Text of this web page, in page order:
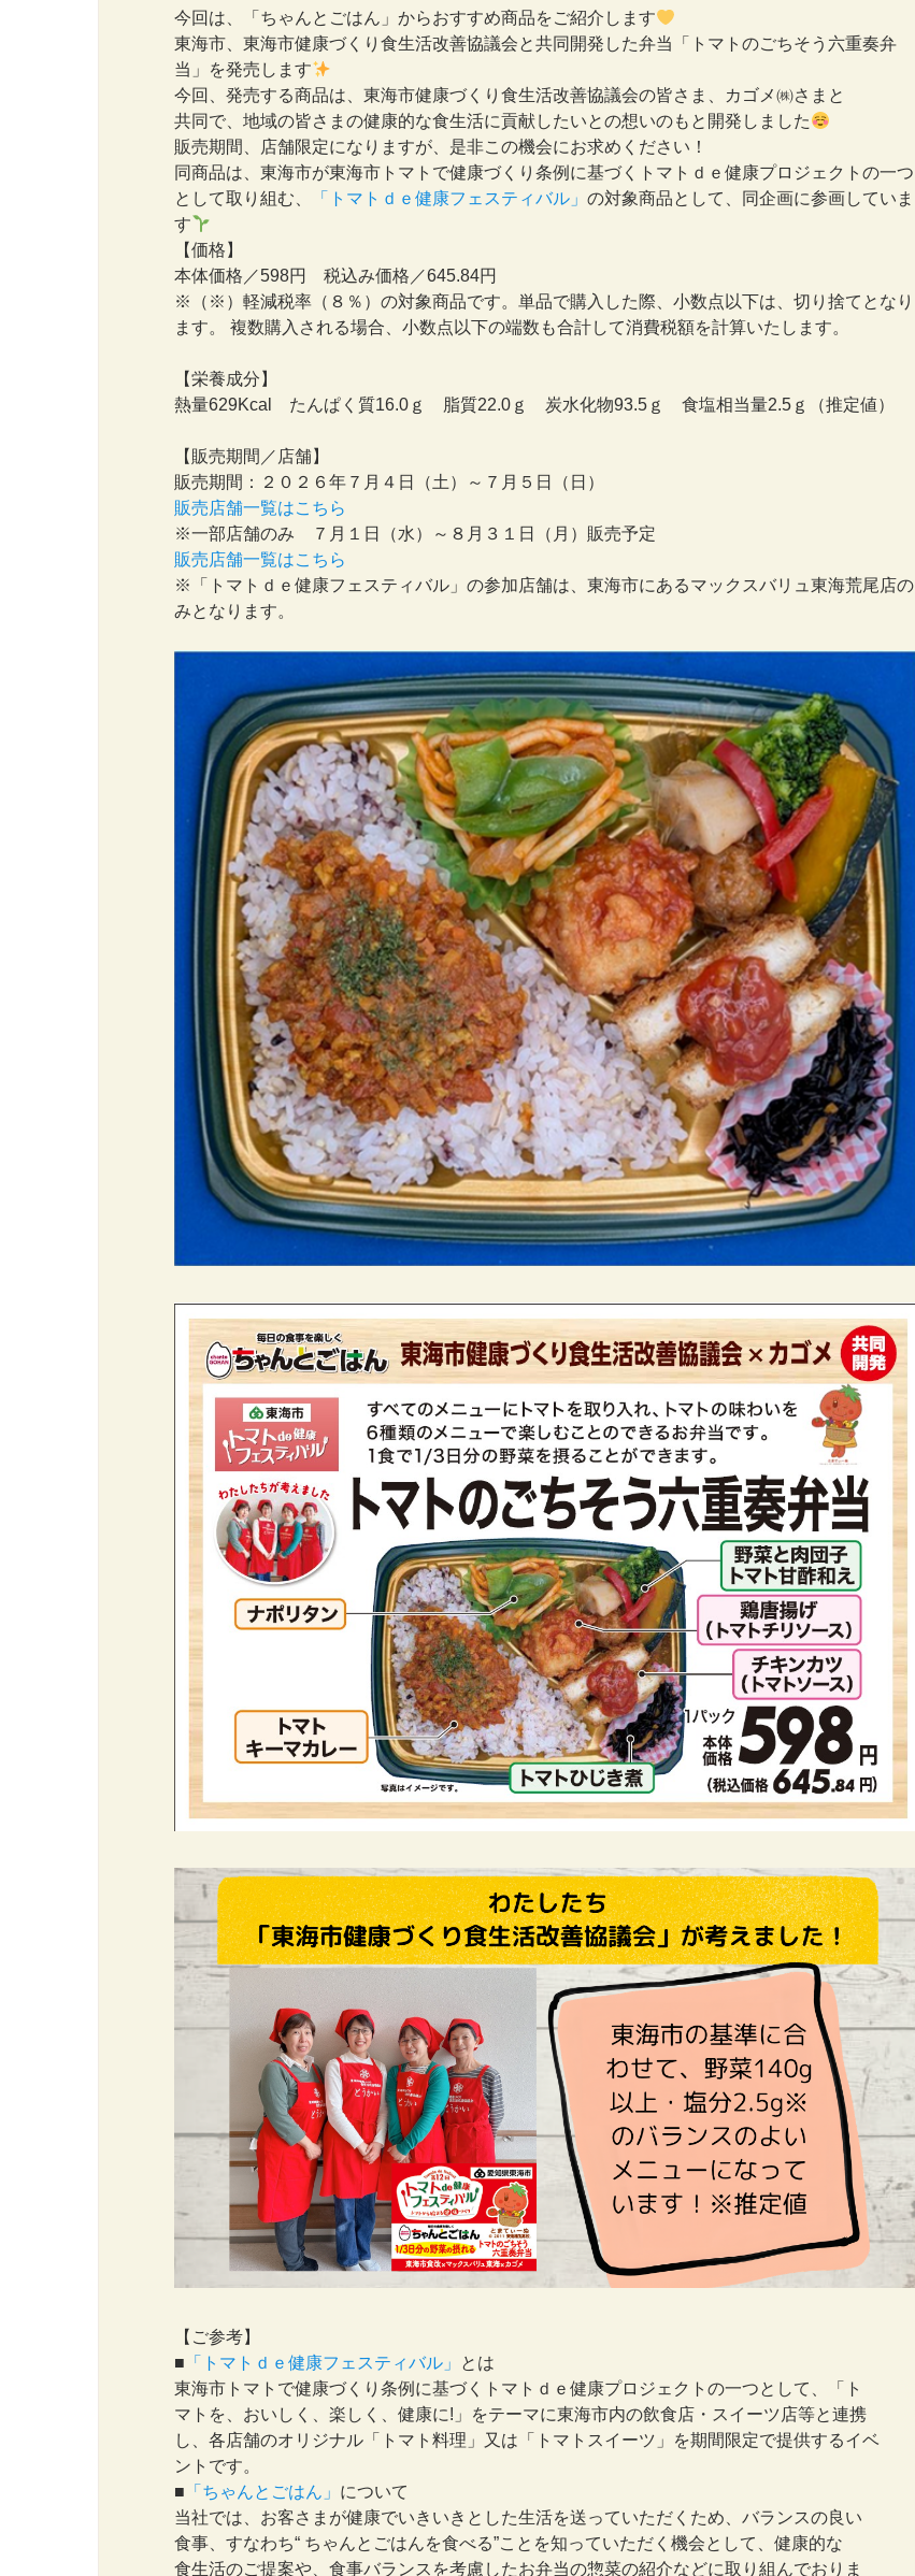
今回は、「ちゃんとごはん」からおすすめ商品をご紹介します
東海市、東海市健康づくり食生活改善協議会と共同開発した弁当「トマトのごちそう六重奏弁
当」を発売します
今回、発売する商品は、東海市健康づくり食生活改善協議会の皆さま、カゴメ㈱さまと
共同で、地域の皆さまの健康的な食生活に貢献したいとの想いのもと開発しました
販売期間、店舗限定になりますが、是非この機会にお求めください！
同商品は、東海市が東海市トマトで健康づくり条例に基づくトマトｄｅ健康プロジェクトの一つ
として取り組む、
「トマトｄｅ健康フェスティバル」 の対象商品として、同企画に参画していま
す
【価格】
本体価格／598円 税込み価格／645.84円
※（※）軽減税率（８％）の対象商品です。単品で購入した際、小数点以下は、切り捨てとなり
ます。 複数購入される場合、小数点以下の端数も合計して消費税額を計算いたします。
【栄養成分】
熱量629Kcal たんぱく質16.0ｇ 脂質22.0ｇ 炭水化物93.5ｇ 食塩相当量2.5ｇ（推定値）
【販売期間／店舗】
販売期間：２０２６年７月４日（土）～７月５日（日）
販売店舗一覧はこちら
※一部店舗のみ ７月１日（水）～８月３１日（月）販売予定
販売店舗一覧はこちら
※「トマトｄｅ健康フェスティバル」の参加店舗は、東海市にあるマックスバリュ東海荒尾店の
みとなります。
【ご参考】
■ 「トマトｄｅ健康フェスティバル」
とは
東海市トマトで健康づくり条例に基づくトマトｄｅ健康プロジェクトの一つとして、「ト
マトを、おいしく、楽しく、健康に!」をテーマに東海市内の飲食店・スイーツ店等と連携
し、各店舗のオリジナル「トマト料理」又は「トマトスイーツ」を期間限定で提供するイベ
ントです。
■ 「ちゃんとごはん」 について
当社では、お客さまが健康でいきいきとした生活を送っていただくため、バランスの良い
食事、すなわち“ ちゃんとごはんを食べる”ことを知っていただく機会として、健康的な
食生活のご提案や、食事バランスを考慮したお弁当の惣菜の紹介などに取り組んでおりま